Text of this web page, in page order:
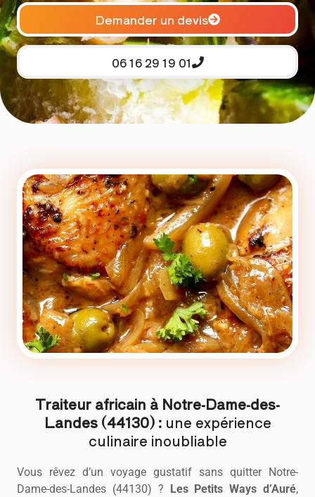
Demander un devis
06 16 29 19 01
Traiteur africain à Notre-Dame-des-
Landes (44130) :une expérience
culinaire inoubliable
Vous rêvez d’un voyage gustatif sans quitter Notre-
Dame-des-Landes (44130) ?
Les Petits Ways d’Auré,